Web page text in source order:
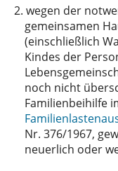
2. wegen der
gemeinsamen
(einschließlich
Kindes der
noch nicht
Familienbeihilfe
Nr. 376/1967,
neuerlich oder